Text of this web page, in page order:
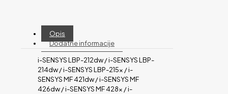
Opis
Dodatne informacije
i-SENSYS LBP-212dw / i-SENSYS LBP-
214dw / i-SENSYS LBP-215x / i-
SENSYS MF 421dw / i-SENSYS MF
426dw / i-SENSYS MF 428x / i-